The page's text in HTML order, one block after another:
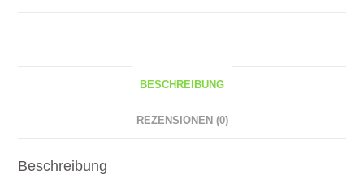
BESCHREIBUNG
REZENSIONEN (0)
Beschreibung